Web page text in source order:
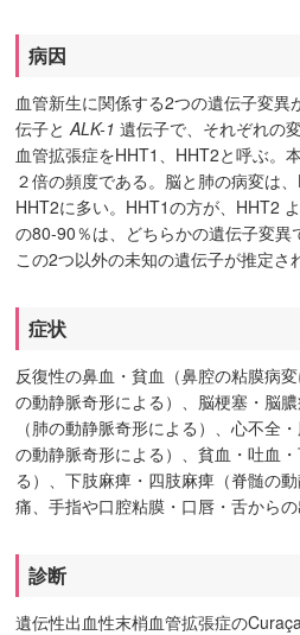
病因
血管新生に関係する2つの遺伝子変異
伝子とALK-1 遺伝子で、それぞれの
血管拡張症をHHT1、HHT2と呼ぶ。
２倍の頻度である。脳と肺の病変は
HHT2に多い。HHT1の方が、HHT2
の80-90％は、どちらかの遺伝子変異
この2つ以外の未知の遺伝子が推定さ
症状
反復性の鼻血・貧血（鼻腔の粘膜病
の動静脈奇形による）、脳梗塞・脳
（肺の動静脈奇形による）、心不全
の動静脈奇形による）、貧血・吐血
る）、下肢麻痺・四肢麻痺（脊髄の
痛、手指や口腔粘膜・口唇・舌からの
診断
遺伝性出血性末梢血管拡張症の